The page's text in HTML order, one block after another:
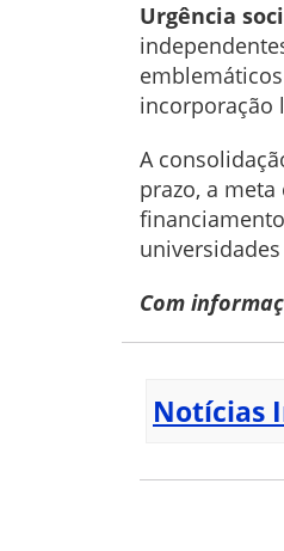
Urgência
incorporação
A
prazo, a
Com
Notícias